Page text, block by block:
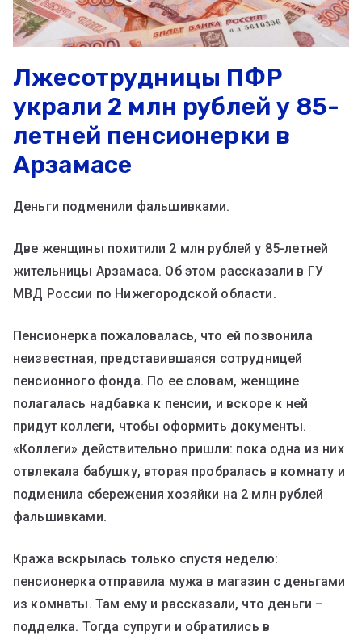
Лжесотрудницы ПФР
украли 2 млн рублей у 85-
летней пенсионерки в
Арзамасе
Деньги подменили фальшивками.
Две женщины похитили 2 млн рублей у 85-летней
жительницы Арзамаса. Об этом рассказали в ГУ
МВД России по Нижегородской области.
Пенсионерка пожаловалась, что ей позвонила
неизвестная, представившаяся сотрудницей
пенсионного фонда. По ее словам, женщине
полагалась надбавка к пенсии, и вскоре к ней
придут коллеги, чтобы оформить документы.
«Коллеги» действительно пришли: пока одна из них
отвлекала бабушку, вторая пробралась в комнату и
подменила сбережения хозяйки на 2 млн рублей
фальшивками.
Кража вскрылась только спустя неделю:
пенсионерка отправила мужа в магазин с деньгами
из комнаты. Там ему и рассказали, что деньги –
подделка. Тогда супруги и обратились в